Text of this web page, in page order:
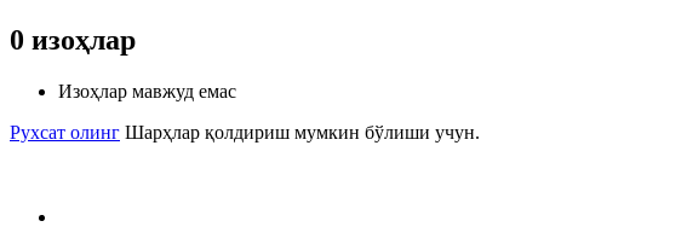
0 изоҳлар
Изоҳлар мавжуд емас
Рухсат олинг Шарҳлар қолдириш мумкин бўлиши учун.